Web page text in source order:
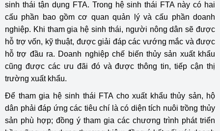
sinh thái tận dụng FTA. Trong hệ sinh thái FTA này có hai
cấu phần bao gồm cơ quan quản lý và cấu phần doanh
nghiệp. Khi tham gia hệ sinh thái, người nông dân sẽ được
hỗ trợ vốn, kỹ thuật, được giải đáp các vướng mắc và được
hỗ trợ đầu ra. Doanh nghiệp chế biến thủy sản xuất khẩu
cũng được các ưu đãi đó và được thông tin, tiếp cận thị
trường xuất khẩu.
Để tham gia hệ sinh thái FTA cho xuất khẩu thủy sản, hộ
dân phải đáp ứng các tiêu chí là có diện tích nuôi trồng thủy
sản phù hợp; đồng ý tham gia các chương trình phát triển